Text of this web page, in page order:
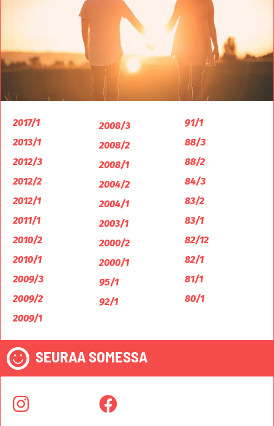
2017/1
2013/1
2012/3
2012/2
2012/1
2011/1
2010/2
2010/1
2009/3
2009/2
2009/1
2008/3
2008/2
2008/1
2004/2
2004/1
2003/1
2000/2
2000/1
95/1
92/1
91/1
88/3
88/2
84/3
83/2
83/1
82/12
82/1
81/1
80/1
SEURAA SOMESSA